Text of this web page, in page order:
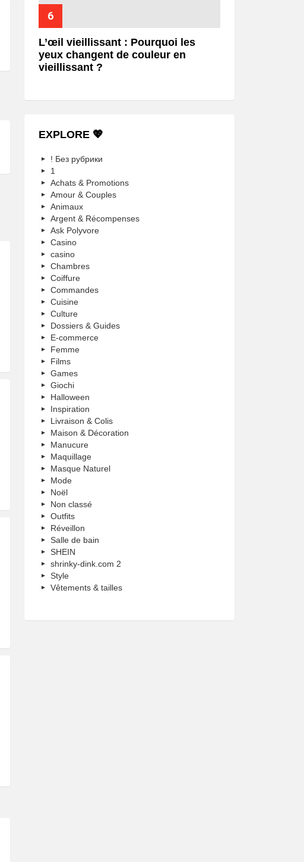
L’œil vieillissant : Pourquoi les
yeux changent de couleur en
vieillissant ?
EXPLORE 💖
! Без рубрики
1
Achats & Promotions
Amour & Couples
Animaux
Argent & Récompenses
Ask Polyvore
Casino
casino
Chambres
Coiffure
Commandes
Cuisine
Culture
Dossiers & Guides
E-commerce
Femme
Films
Games
Giochi
Halloween
Inspiration
Livraison & Colis
Maison & Décoration
Manucure
Maquillage
Masque Naturel
Mode
Noël
Non classé
Outfits
Réveillon
Salle de bain
SHEIN
shrinky-dink.com 2
Style
Vêtements & tailles